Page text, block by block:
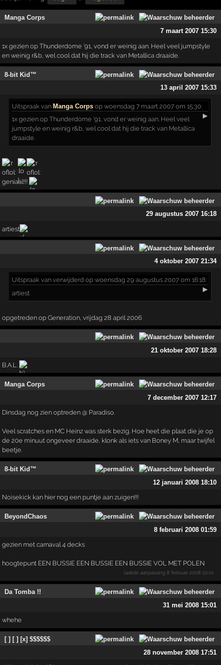
Manga Corps
7 maart 2007 15:30
1x gezien op Thunderdome '91, vond er weinig aan. Heel veel jumpstyle
en weinig r&b, wel cool dat hij die track van Metallica draaide.
8-bit Kid™
13 april 2007 15:33
Uitspraak van Manga Corps op woensdag 7 maart 2007 om 15:30:
▶
1x gezien op Thunderdome '91, vond er weinig aan. Heel veel
jumpstyle en weinig r&b, wel cool dat hij die track van Metallica
draaide.
geniaal!!!
29 augustus 2007 16:18
artiest
4 oktober 2007 21:34
Uitspraak van verwijderd op woensdag 29 augustus 2007 om 16:18:
▶
artiest
opgetreden op Generation, vrijdag 28 april 2006
21 oktober 2007 18:28
B.A.L.
Manga Corps
7 december 2007 12:17
Dinsdag nog zien optreden @ Paradiso.
Veel scratches en MC Heinz was sterk bezig. Hoe heet die plaat die je op
de 20e minuut ongeveer draaide, klonk als iets van Boney M, maar twijfel
beetje.
8-bit Kid™
12 januari 2008 18:10
Noisekick kan hier nog een puntje aan zuigen!!!
BeyondChaos
8 februari 2008 01:59
gezien met carnaval 4 decks
hoogtepunt EEN BUSSIE EEN BUSSIE EEN BUSSIE VOL MET POLEN
laatste aanpassing8 februari 2008 02:01
Da Tomba !!
31 mei 2008 15:01
whehe
[ ] [ ] [x] $$$$$$
28 november 2008 17:51